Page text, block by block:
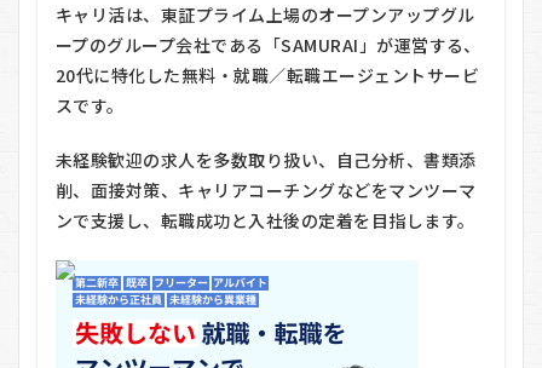
い
口
コ
ミ
4
リ活
の料
金
は？
▼仕
組み
の概
要
キャリ活は、東証プライム上場のオープンアップグル
ープのグループ会社である「SAMURAI」が運営する、
20代に特化した無料・就職／転職エージェントサービ
スです。
未経験歓迎の求人を多数取り扱い、自己分析、書類添
削、面接対策、キャリアコーチングなどをマンツーマ
ンで支援し、転職成功と入社後の定着を目指します。